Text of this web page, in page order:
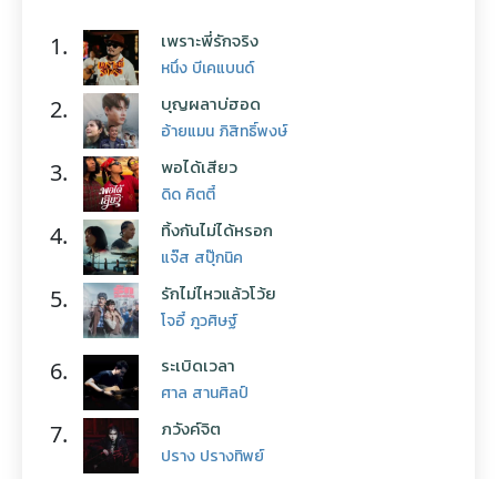
1. เพราะพี่รักจริง
หนึ่ง บีเคแบนด์
2. บุญผลาบ่ฮอด
อ้ายแมน ภิสิทธิ์พงษ์
3. พอได้เสียว
ดิด คิตตี้
4. ทิ้งกันไม่ได้หรอก
แจ๊ส สปุ๊กนิค
5. รักไม่ไหวแล้วโว้ย
โจอี้ ภูวศิษฐ์
6. ระเบิดเวลา
ศาล สานศิลป์
7. ภวังค์จิต
ปราง ปรางทิพย์